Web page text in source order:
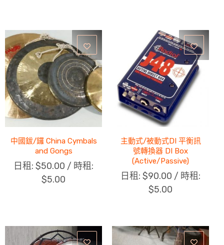
中國鈸/鑼 China Cymbals
and Gongs
日租: $50.00 / 時租:
$5.00
主動式/被動式DI 平衡訊
號轉換器 DI Box
(Active/Passive)
日租: $90.00 / 時租:
$5.00